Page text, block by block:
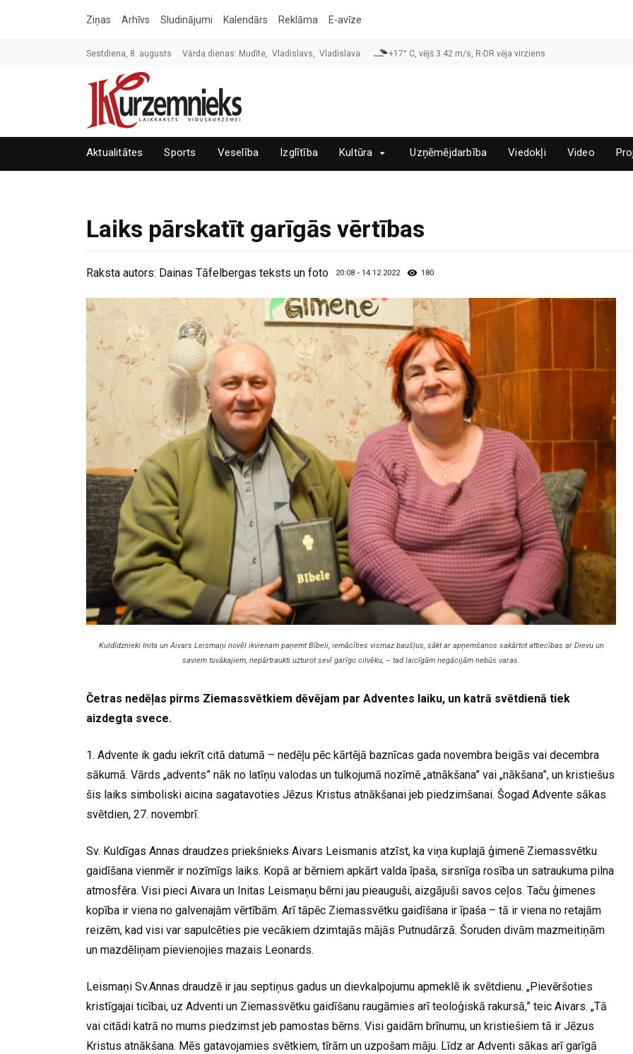
Ziņas Arhīvs Sludinājumi Kalendārs Reklāma E-avīze
Sestdiena, 8. augusts Vārda dienas: Mudīte, Vladislavs, Vladislava +17° C, vējš 3.42 m/s, R-DR vēja virziens
Aktualitātes Sports Veselība Izglītība Kultūra Uzņēmējdarbība Viedokļi Video
Laiks pārskatīt garīgās vērtības
Raksta autors: Dainas Tāfelbergas teksts un foto 20:08 - 14.12.2022 180
Kuldīdznieki Inita un Aivars Leismaņi novēl ikvienam paņemt Bībeli, iemācīties vismaz baušļus, sākt ar apņemšanos sakārtot attiecības ar Dievu un
saviem tuvākajiem, nepārtraukti uzturot sevī garīgo cilvēku, – tad laicīgām negācijām nebūs varas.
Četras nedēļas pirms Ziemassvētkiem dēvējam par Adventes laiku, un katrā svētdienā tiek
aizdegta svece.
1. Advente ik gadu iekrīt citā datumā – nedēļu pēc kārtējā baznīcas gada novembra beigās vai decembra
sākumā. Vārds „advents” nāk no latīņu valodas un tulkojumā nozīmē „atnākšana” vai „nākšana”, un kristiešus
šis laiks simboliski aicina sagatavoties Jēzus Kristus atnākšanai jeb piedzimšanai. Šogad Advente sākas
svētdien, 27. novembrī.
Sv. Kuldīgas Annas draudzes priekšnieks Aivars Leismanis atzīst, ka viņa kuplajā ģimenē Ziemassvētku
gaidīšana vienmēr ir nozīmīgs laiks. Kopā ar bērniem apkārt valda īpaša, sirsnīga rosība un satraukuma pilna
atmosfēra. Visi pieci Aivara un Initas Leismaņu bērni jau pieauguši, aizgājuši savos ceļos. Taču ģimenes
kopība ir viena no galvenajām vērtībām. Arī tāpēc Ziemassvētku gaidīšana ir īpaša – tā ir viena no retajām
reizēm, kad visi var sapulcēties pie vecākiem dzimtajās mājās Putnudārzā. Šoruden divām mazmeitiņām
un mazdēliņam pievienojies mazais Leonards.
Leismaņi Sv.Annas draudzē ir jau septiņus gadus un dievkalpojumu apmeklē ik svētdienu. „Pievēršoties
kristīgajai ticībai, uz Adventi un Ziemassvētku gaidīšanu raugāmies arī teoloģiskā rakursā,” teic Aivars. „Tā
vai citādi katrā no mums piedzimst jeb pamostas bērns. Visi gaidām brīnumu, un kristiešiem tā ir Jēzus
Kristus atnākšana. Mēs gatavojamies svētkiem, tīrām un uzpošam māju. Līdz ar Adventi sākas arī garīgā